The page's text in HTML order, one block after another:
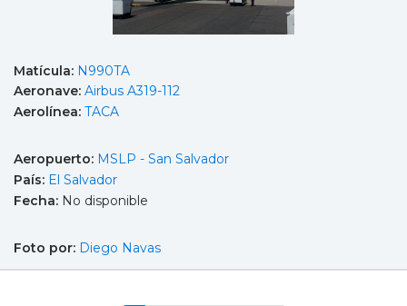
Matícula: N990TA
Aeronave: Airbus A319-112
Aerolínea: TACA
Aeropuerto: MSLP - San Salvador
País: El Salvador
Fecha: No disponible
Foto por: Diego Navas